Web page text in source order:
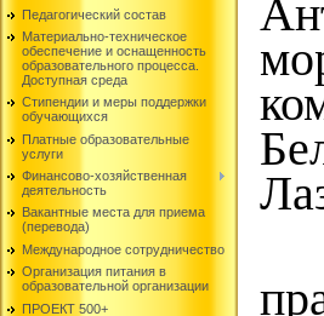
Педагогический состав
Материально-техническое
обеспечение и оснащенность
образовательного процесса.
Доступная среда
Стипендии и меры поддержки
обучающихся
Платные образовательные
услуги
Финансово-хозяйственная
деятельность
Вакантные места для приема
(перевода)
Международное сотрудничество
Организация питания в
образовательной организации
ПРОЕКТ 500+